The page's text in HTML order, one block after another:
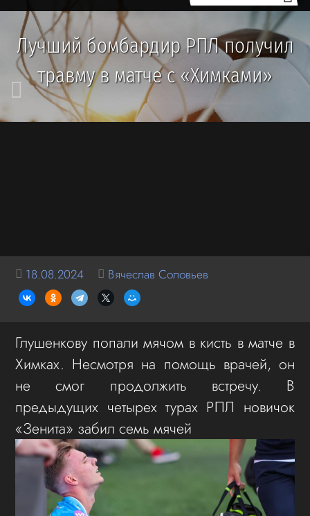
Лучший бомбардир РПЛ получил
травму в матче с «Химками»
18.08.2024 Вячеслав Соловьев
Глушенкову попали мячом в кисть в матче в
Химках. Несмотря на помощь врачей, он
не смог продолжить встречу. В
предыдущих четырех турах РПЛ новичок
«Зенита» забил семь мячей